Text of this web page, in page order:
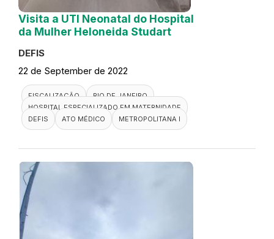
Visita a UTI Neonatal do Hospital
da Mulher Heloneida Studart
DEFIS
22 de September de 2022
FISCALIZAÇÃO
RIO DE JANEIRO
HOSPITAL ESPECIALIZADO EM MATERNIDADE
DEFIS
ATO MÉDICO METROPOLITANA I